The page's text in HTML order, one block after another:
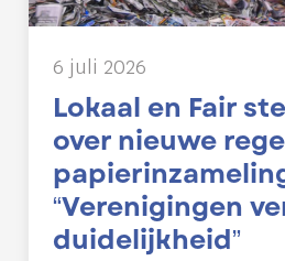
6 juli 2026
Lokaal en Fair
over nieuwe
“Verenigingen
duidelijkheid”